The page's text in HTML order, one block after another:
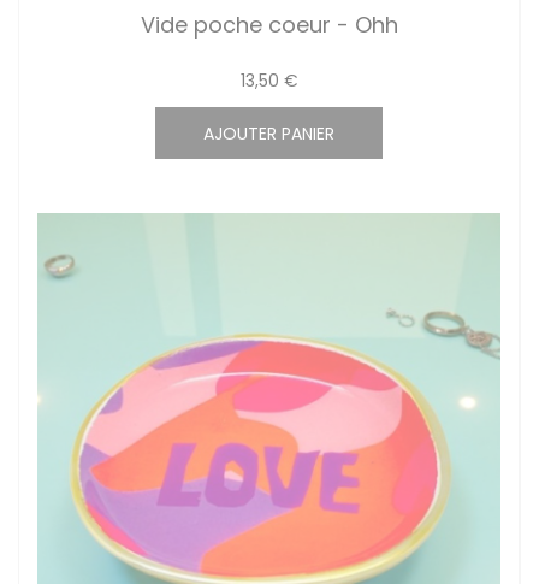
Vide poche coeur - Ohh
13,50 €
AJOUTER PANIER